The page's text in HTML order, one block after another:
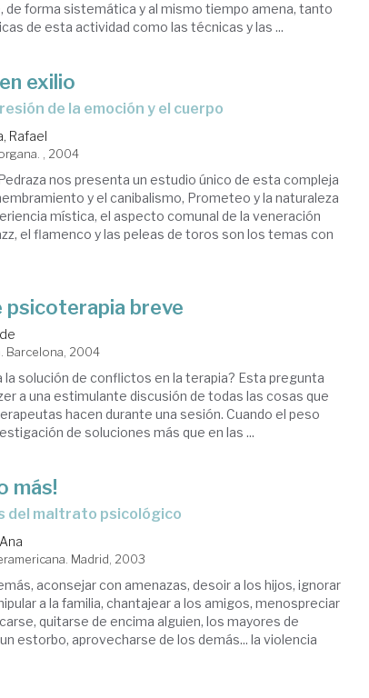
de forma sistemática y al mismo tiempo amena, tanto
de esta actividad como las técnicas y las ...
exilio
de la emoción y el cuerpo
Rafael
, 2004
nos presenta un estudio único de esta compleja
y el canibalismo, Prometeo y la naturaleza
mística, el aspecto comunal de la veneración
el flamenco y las peleas de toros son los temas con
psicoterapia breve
Barcelona, 2004
la solución de conflictos en la terapia? Esta pregunta
a una estimulante discusión de todas las cosas que
hacen durante una sesión. Cuando el peso
de soluciones más que en las ...
más!
del maltrato psicológico
Madrid, 2003
aconsejar con amenazas, desoir a los hijos, ignorar
a la familia, chantajear a los amigos, menospreciar
quitarse de encima alguien, los mayores de
estorbo, aprovecharse de los demás... la violencia